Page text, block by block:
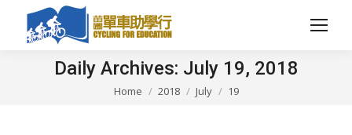
Daily Archives: July 19, 2018
You are here:
Home 2018 July 19